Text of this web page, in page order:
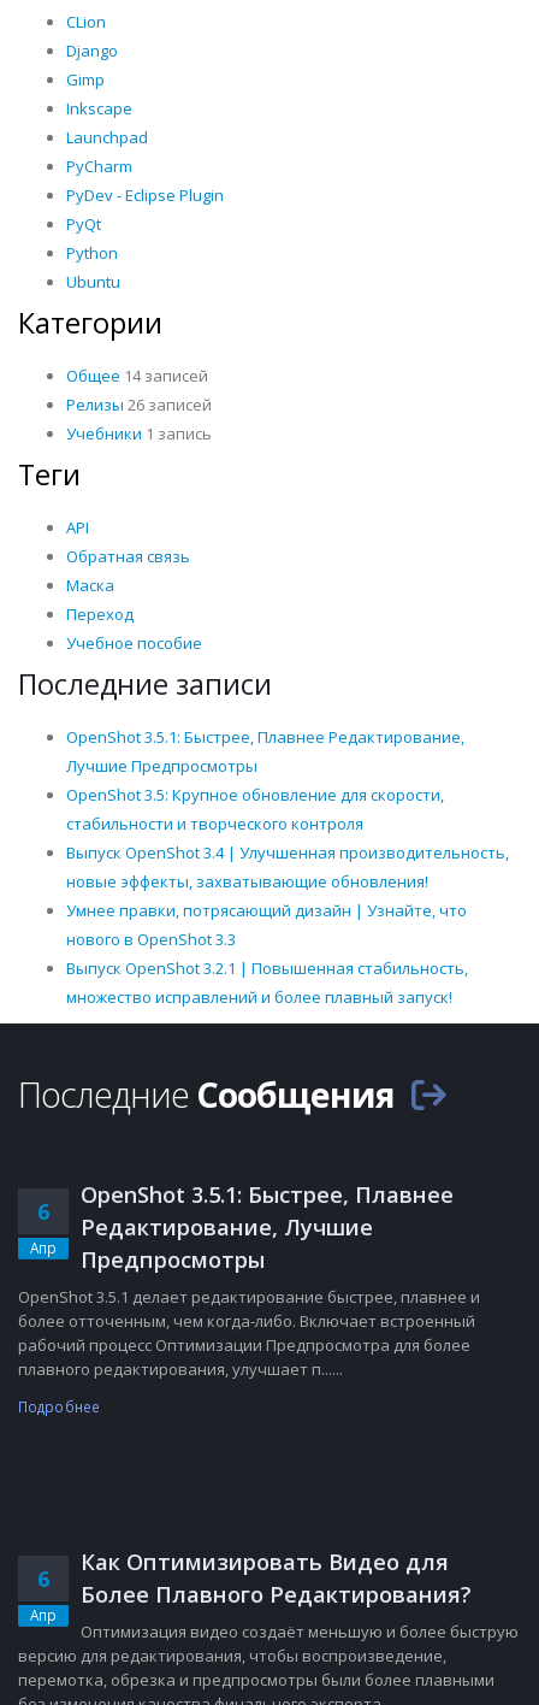
CLion
Django
Gimp
Inkscape
Launchpad
PyCharm
PyDev - Eclipse Plugin
PyQt
Python
Ubuntu
Категории
Общее 14 записей
Релизы 26 записей
Учебники 1 запись
Теги
API
Обратная связь
Маска
Переход
Учебное пособие
Последние записи
OpenShot 3.5.1: Быстрее, Плавнее Редактирование,
Лучшие Предпросмотры
OpenShot 3.5: Крупное обновление для скорости,
стабильности и творческого контроля
Выпуск OpenShot 3.4 | Улучшенная производительность,
новые эффекты, захватывающие обновления!
Умнее правки, потрясающий дизайн | Узнайте, что
нового в OpenShot 3.3
Выпуск OpenShot 3.2.1 | Повышенная стабильность,
множество исправлений и более плавный запуск!
Последние Сообщения
6
Апр
OpenShot 3.5.1: Быстрее, Плавнее
Редактирование, Лучшие
Предпросмотры
OpenShot 3.5.1 делает редактирование быстрее, плавнее и
более отточенным, чем когда-либо. Включает встроенный
рабочий процесс Оптимизации Предпросмотра для более
плавного редактирования, улучшает п......
Подробнее
6
Апр
Как Оптимизировать Видео для
Более Плавного Редактирования?
Оптимизация видео создаёт меньшую и более быструю
версию для редактирования, чтобы воспроизведение,
перемотка, обрезка и предпросмотры были более плавными